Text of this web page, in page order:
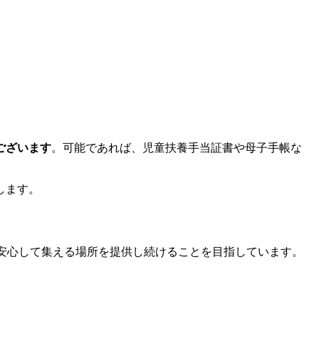
ざいます。可能であれば、児童扶養手当証書や母子手帳な
す。
して集える場所を提供し続けることを目指しています。